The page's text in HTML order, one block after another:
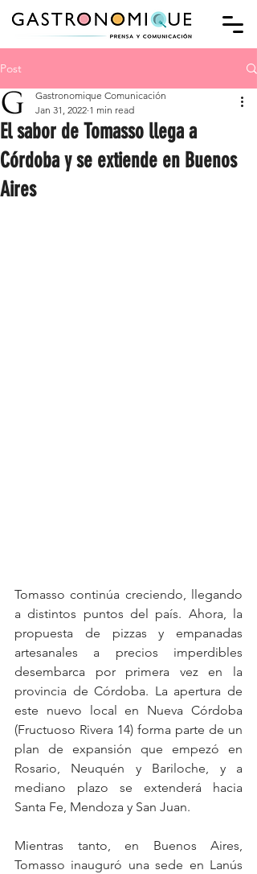
Post
El sabor de Tomasso llega a
Córdoba y se extiende en Buenos
Aires
Gastronomique Comunicación
Jan 31, 2022 1 min read
Tomasso continúa creciendo, llegando
a distintos puntos del país. Ahora, la
propuesta de pizzas y empanadas
artesanales a precios imperdibles
desembarca por primera vez en la
provincia de Córdoba. La apertura de
este nuevo local en Nueva Córdoba
(Fructuoso Rivera 14) forma parte de un
plan de expansión que empezó en
Rosario, Neuquén y Bariloche, y a
mediano plazo se extenderá hacia
Santa Fe, Mendoza y San Juan.
Mientras tanto, en Buenos Aires,
Tomasso inauguró una sede en Lanús